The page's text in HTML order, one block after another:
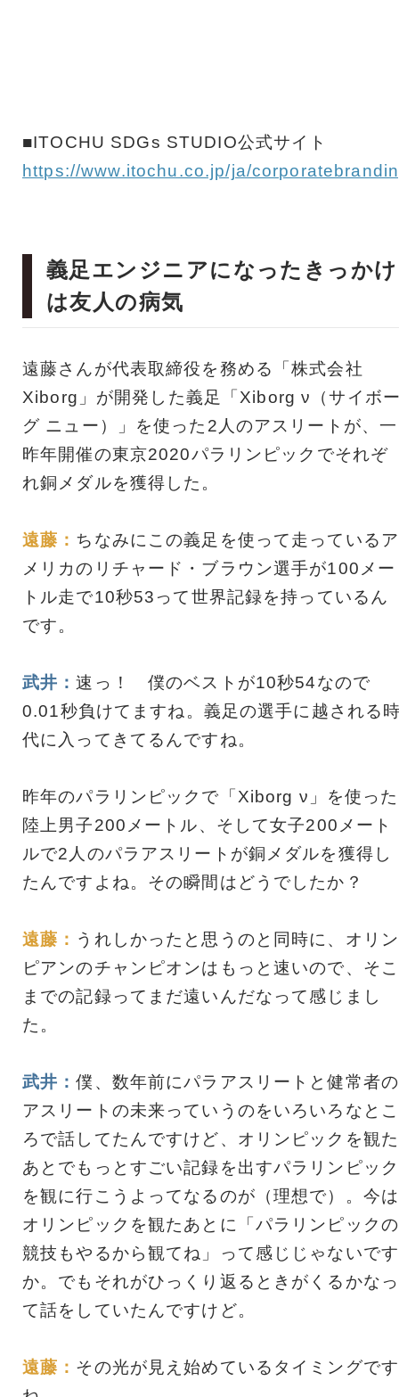
■ITOCHU SDGs STUDIO公式サイト
https://www.itochu.co.jp/ja/
義足エンジニアになったきっかけ
は友人の病気
遠藤さんが代表取締役を務める「株式会社
Xiborg」が開発した義足「Xiborg ν（サイボ
グ ニュー）」を使った2人のアスリートが、一
昨年開催の東京2020パラリンピックでそれぞ
れ銅メダルを獲得した。
遠藤： ちなみにこの義足を使って走っているア
メリカのリチャード・ブラウン選手が100メー
トル走で10秒53って世界記録を持っているん
です。
武井：速っ！ 僕のベストが10秒54なので
0.01秒負けてますね。義足の選手に越される
代に入ってきてるんですね。
昨年のパラリンピックで「Xiborg ν」を使った
陸上男子200メートル、そして女子200メート
ルで2人のパラアスリートが銅メダルを獲得し
たんですよね。その瞬間はどうでしたか？
遠藤： うれしかったと思うのと同時に、オリン
ピアンのチャンピオンはもっと速いので、そこ
までの記録ってまだ遠いんだなって感じまし
た。
武井：僕、数年前にパラアスリートと健常者の
アスリートの未来っていうのをいろいろなとこ
ろで話してたんですけど、オリンピックを観た
あとでもっとすごい記録を出すパラリンピック
を観に行こうよってなるのが（理想で）。今は
オリンピックを観たあとに「パラリンピックの
競技もやるから観てね」って感じじゃないです
か。でもそれがひっくり返るときがくるかなっ
て話をしていたんですけど。
遠藤： その光が見え始めているタイミングです